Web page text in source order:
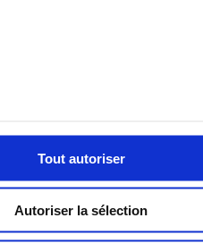
Tout autoriser
Autoriser la sélection